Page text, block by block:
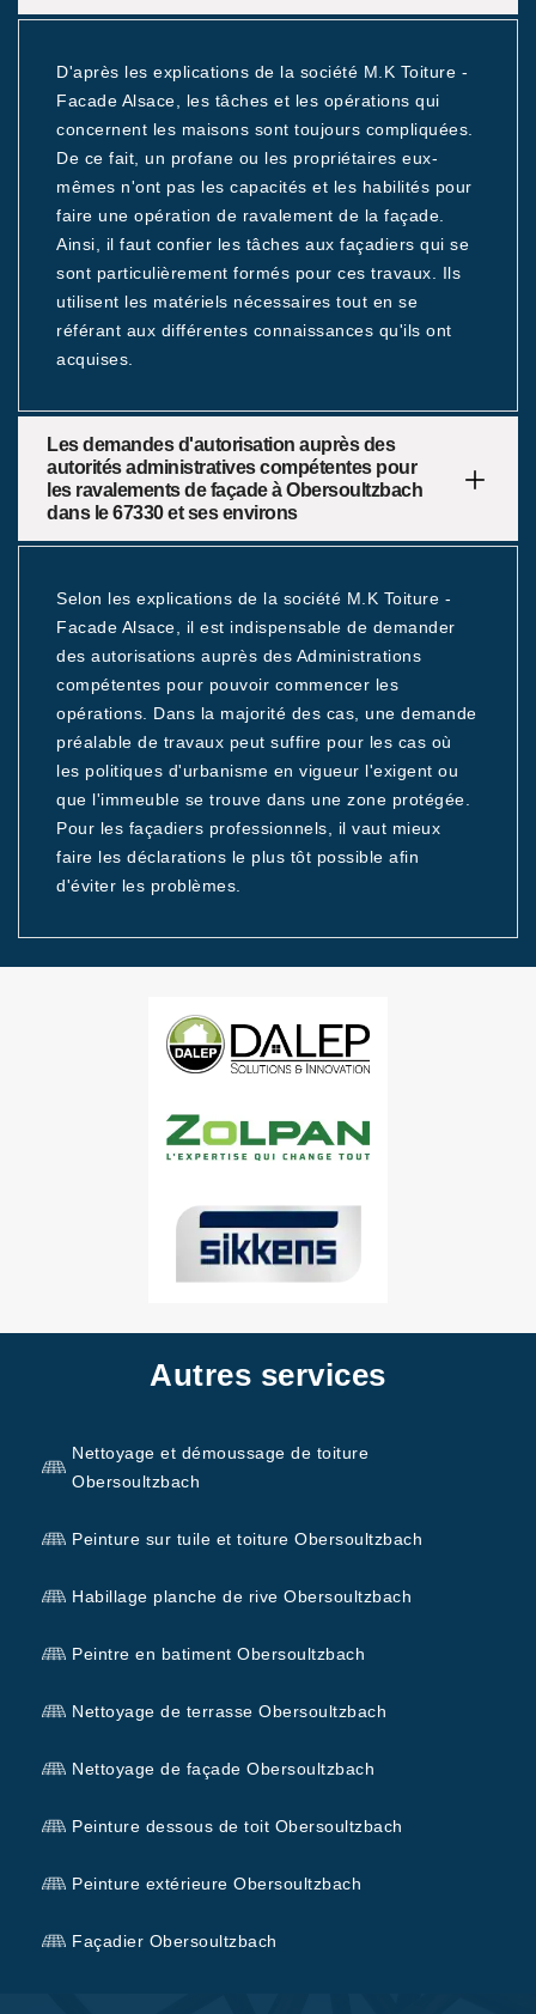
D'après les explications de la société M.K Toiture -
Facade Alsace, les tâches et les opérations qui
concernent les maisons sont toujours compliquées.
De ce fait, un profane ou les propriétaires eux-
mêmes n'ont pas les capacités et les habilités pour
faire une opération de ravalement de la façade.
Ainsi, il faut confier les tâches aux façadiers qui se
sont particulièrement formés pour ces travaux. Ils
utilisent les matériels nécessaires tout en se
référant aux différentes connaissances qu'ils ont
acquises.
Les demandes d'autorisation auprès des
autorités administratives compétentes pour
les ravalements de façade à Obersoultzbach
dans le 67330 et ses environs
Selon les explications de la société M.K Toiture -
Facade Alsace, il est indispensable de demander
des autorisations auprès des Administrations
compétentes pour pouvoir commencer les
opérations. Dans la majorité des cas, une demande
préalable de travaux peut suffire pour les cas où
les politiques d'urbanisme en vigueur l'exigent ou
que l'immeuble se trouve dans une zone protégée.
Pour les façadiers professionnels, il vaut mieux
faire les déclarations le plus tôt possible afin
d'éviter les problèmes.
Autres services
Nettoyage et démoussage de toiture
Obersoultzbach
Peinture sur tuile et toiture Obersoultzbach
Habillage planche de rive Obersoultzbach
Peintre en batiment Obersoultzbach
Nettoyage de terrasse Obersoultzbach
Nettoyage de façade Obersoultzbach
Peinture dessous de toit Obersoultzbach
Peinture extérieure Obersoultzbach
Façadier Obersoultzbach